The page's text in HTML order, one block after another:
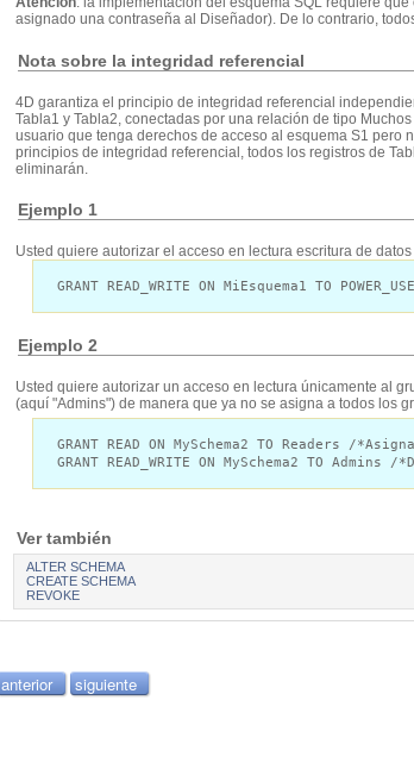
asignado una contraseña al Diseñador). De lo contrario,
Nota sobre la integridad referencial
4D garantiza el principio de integridad referencial
Tabla1 y Tabla2, conectadas por una relación de tipo
usuario que tenga derechos de acceso al esquema S1 pero
principios de integridad referencial, todos los registros de
eliminarán.
Ejemplo 1
Usted quiere autorizar el acceso en lectura escritura de
GRANT READ_WRITE ON MiEsquema1 TO
Ejemplo 2
Usted quiere autorizar un acceso en lectura únicamente al
(aquí "Admins") de manera que ya no se asigna a todos los
GRANT READ ON MySchema2 TO Readers /
GRANT READ_WRITE ON MySchema2 TO
Ver también
ALTER SCHEMA
CREATE SCHEMA
REVOKE
anterior siguiente